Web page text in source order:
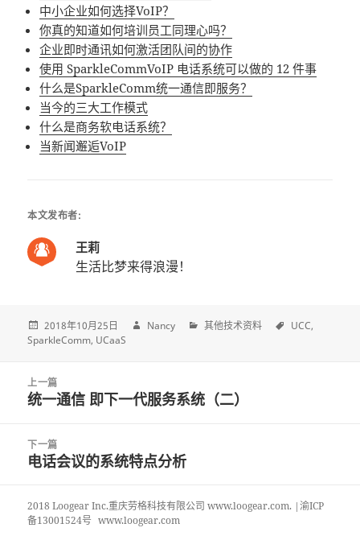
中小企业如何选择VoIP？
你真的知道如何培训员工同理心吗？
企业即时通讯如何激活团队间的协作
使用 SparkleCommVoIP 电话系统可以做的 12 件事
什么是SparkleComm统一通信即服务？
当今的三大工作模式
什么是商务软电话系统？
当新闻邂逅VoIP
本文发布者:
王莉
生活比梦来得浪漫！
2018年10月25日 Nancy 其他技术资料
UCC
SparkleComm UCaaS
navigation
上一篇
上
篇
文
统一通信 即下一代服务系统（二）
下一篇
下
篇
文
电话会议的系统特点分析
2018 Loogear Inc.重庆劳格科技有限公司 www.loogear.com. |渝ICP
备13001524号 www.loogear.com